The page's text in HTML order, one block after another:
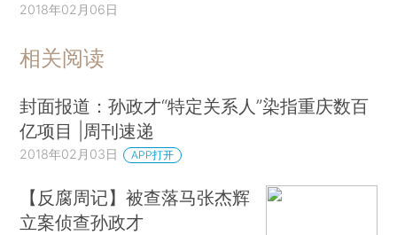
2018年02月06日
相关阅读
封面报道：孙政才“特定关系人”染指重庆数百
亿项目 |周刊速递
2018年02月03日 APP打开
【反腐周记】被查落马张杰辉
立案侦查孙政才